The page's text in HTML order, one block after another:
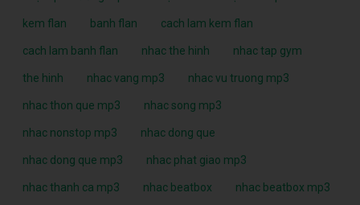
kem flan banh flan cach lam kem flan
cach lam banh flan nhac the hinh nhac tap gym
the hinh nhac vang mp3 nhac vu truong mp3
nhac thon que mp3 nhac song mp3
nhac nonstop mp3 nhac dong que
nhac dong que mp3 nhac phat giao mp3
nhac thanh ca mp3 nhac beatbox nhac beatbox mp3